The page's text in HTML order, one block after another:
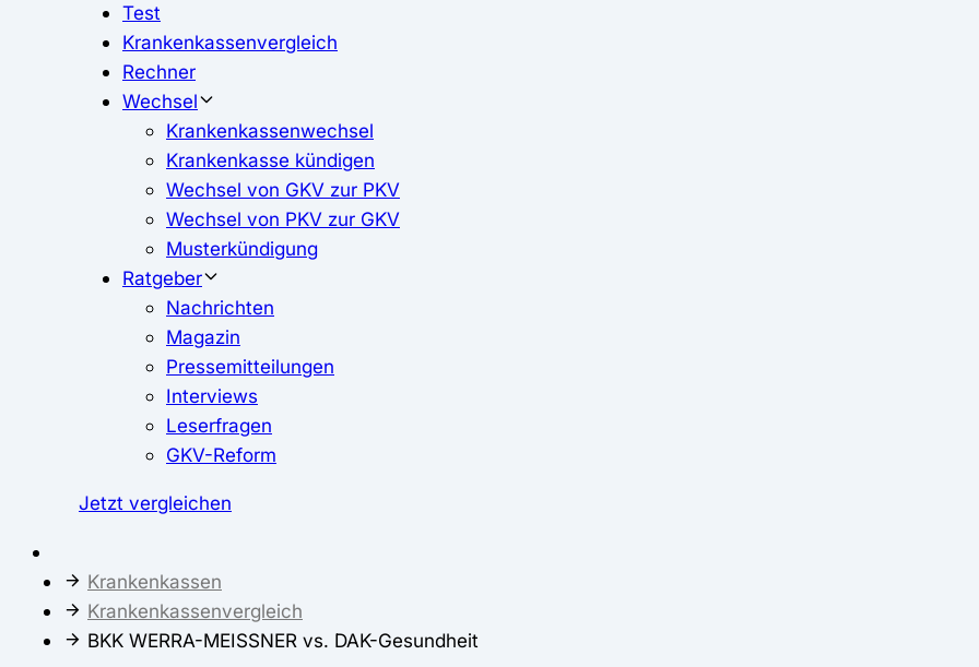
Test
Krankenkassenvergleich
Rechner
Wechsel
Krankenkassenwechsel
Krankenkasse kündigen
Wechsel von GKV zur PKV
Wechsel von PKV zur GKV
Musterkündigung
Ratgeber
Nachrichten
Magazin
Pressemitteilungen
Interviews
Leserfragen
GKV-Reform
Jetzt vergleichen
Krankenkassen
Krankenkassenvergleich
BKK WERRA-MEISSNER vs. DAK-Gesundheit